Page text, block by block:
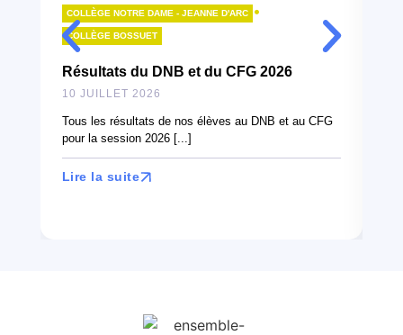
COLLÈGE NOTRE DAME - JEANNE D'ARC •
COLLÈGE BOSSUET
Résultats du DNB et du CFG 2026
10 JUILLET 2026
Tous les résultats de nos élèves au DNB et au CFG
pour la session 2026 [...]
Lire la suite